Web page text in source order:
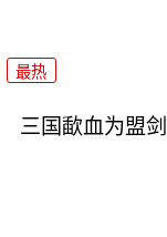
最热
三国歃血为盟